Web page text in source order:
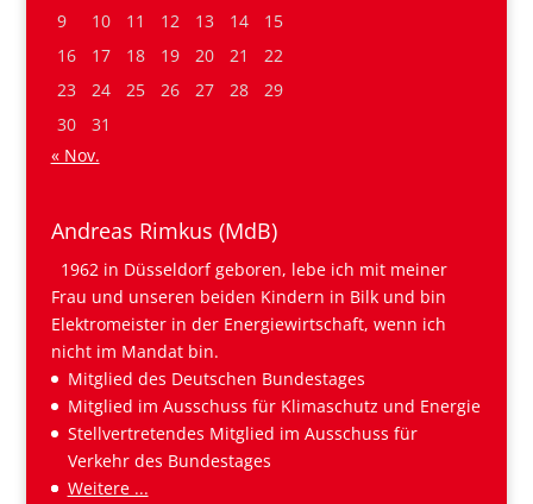
9
10 11 12 13 14
15
16
17 18 19 20 21
22
23
24 25 26 27 28
29
30
31
« Nov.
Andreas Rimkus (MdB)
1962 in Düsseldorf geboren, lebe ich mit meiner
Frau und unseren beiden Kindern in Bilk und bin
Elektromeister in der Energiewirtschaft, wenn ich
nicht im Mandat bin.
Mitglied des Deutschen Bundestages
Mitglied im Ausschuss für Klimaschutz und Energie
Stellvertretendes Mitglied im Ausschuss für
Verkehr des Bundestages
Weitere ...